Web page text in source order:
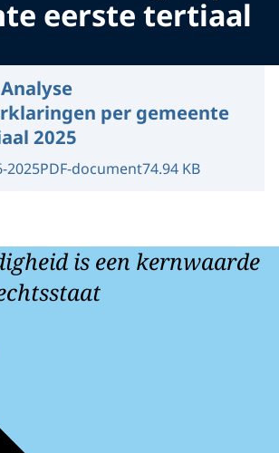
eerste tertiaal
Analyse
per gemeente
2025
2025PDF-document74.94 KB
is een kernwaarde